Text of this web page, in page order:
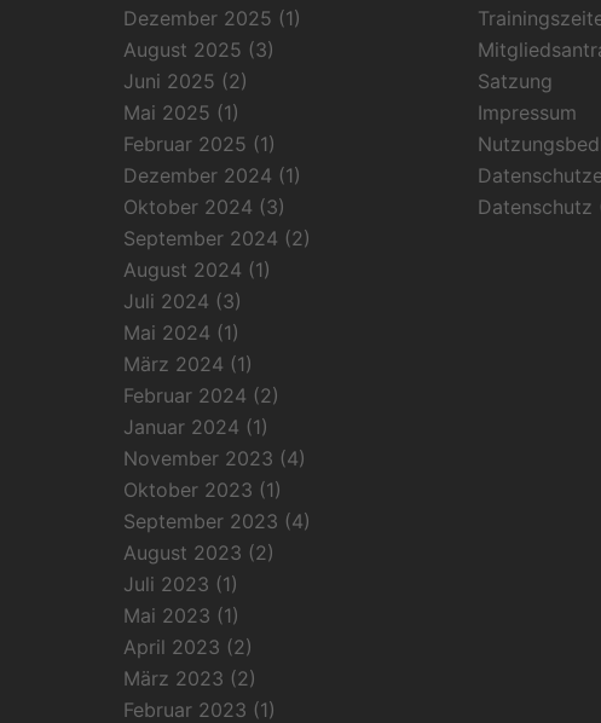
Dezember 2025 (1)
August 2025 (3)
Juni 2025 (2)
Mai 2025 (1)
Februar 2025 (1)
Dezember 2024 (1)
Oktober 2024 (3)
September 2024 (2)
August 2024 (1)
Juli 2024 (3)
Mai 2024 (1)
März 2024 (1)
Februar 2024 (2)
Januar 2024 (1)
November 2023 (4)
Oktober 2023 (1)
September 2023 (4)
August 2023 (2)
Juli 2023 (1)
Mai 2023 (1)
April 2023 (2)
März 2023 (2)
Februar 2023 (1)
Satzung
Impressum
Datenschutz